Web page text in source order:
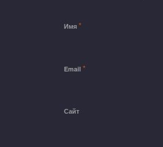
Имя *
Email *
Сайт